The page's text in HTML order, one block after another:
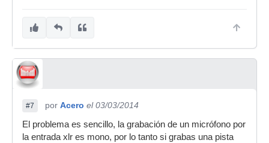
#7 por Acero el 03/03/2014
El problema es sencillo, la grabación de un micrófono por
la entrada xlr es mono, por lo tanto si grabas una pista